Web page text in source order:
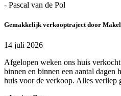
- Pascal van de Pol
Gemakkelijk verkooptraject door
14 juli 2026
Afgelopen weken ons huis
binnen en binnen een aantal dagen
huis voor de verkoop. Alles verliep